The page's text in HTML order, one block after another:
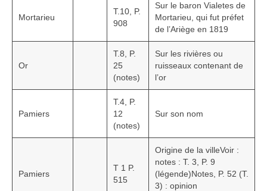
Mortarieu
T.10, P.
908
Sur le baron Vialetes de
Mortarieu, qui fut préfet
de l’Ariège en 1819
Or
T.8, P.
25
(notes)
Sur les rivières ou
ruisseaux contenant de
l’or
Pamiers
T.4, P.
12
(notes)
Sur son nom
Pamiers
T 1 P.
515
Origine de la villeVoir :
notes : T. 3, P. 9
(légende)Notes, P. 52 (T.
3) : opinion